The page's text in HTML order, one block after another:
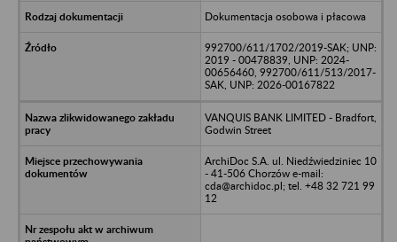
Dokumentacja osobowa i płacowa
992700/611/1702/2019-SAK; UNP:
2019 - 00478839, UNP: 2024-
00656460, 992700/611/513/2017-
SAK, UNP: 2026-00167822
VANQUIS BANK LIMITED - Bradfort,
Godwin Street
ArchiDoc S.A. ul. Niedźwiedziniec 10
- 41-506 Chorzów e-mail:
cda@archidoc.pl; tel. +48 32 721 99
12